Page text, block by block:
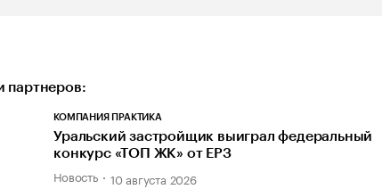
партнеров:
КОМПАНИЯ ПРАКТИКА
Уральский застройщик выиграл федеральный
конкурс «ТОП ЖК» от ЕРЗ
Новость 10 августа 2026